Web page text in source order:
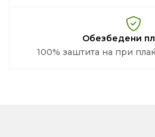
Обезбедени
100% заштита на при